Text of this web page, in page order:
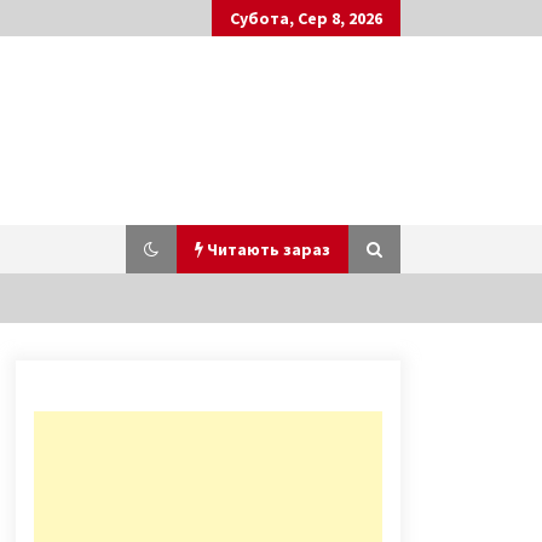
Субота, Сер 8, 2026
Читають зараз